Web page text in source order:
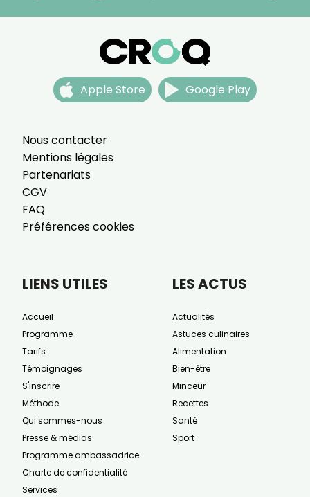
Nous contacter
Mentions légales
Partenariats
CGV
FAQ
Préférences cookies
Apple Store Google Play
LIENS UTILES
Accueil
Programme
Tarifs
Témoignages
S'inscrire
Méthode
Qui sommes-nous
Presse & médias
Programme ambassadrice
Charte de confidentialité
Services
LES ACTUS
Actualités
Astuces culinaires
Alimentation
Bien-être
Minceur
Recettes
Santé
Sport